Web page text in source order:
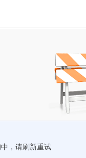
，请刷新重试